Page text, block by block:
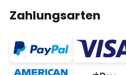
Zahlungsarten